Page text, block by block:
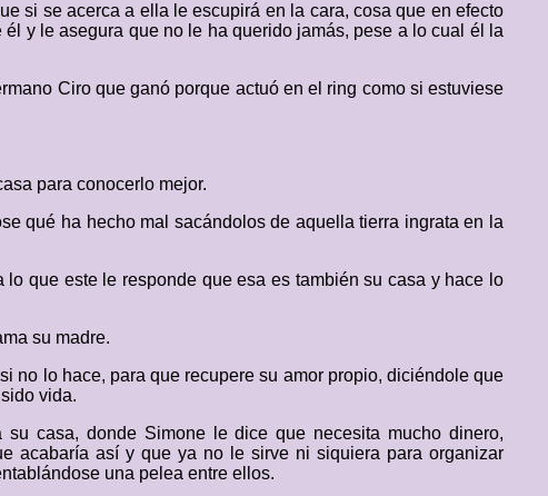
si se acerca a ella le escupirá en la cara, cosa que en efecto
y le asegura que no le ha querido jamás, pese a lo cual él la
Ciro que ganó porque actuó en el ring como si estuviese
para conocerlo mejor.
qué ha hecho mal sacándolos de aquella tierra ingrata en la
que este le responde que esa es también su casa y hace lo
su madre.
no lo hace, para que recupere su amor propio, diciéndole que
vida.
casa, donde Simone le dice que necesita mucho dinero,
acabaría así y que ya no le sirve ni siquiera para organizar
una pelea entre ellos.